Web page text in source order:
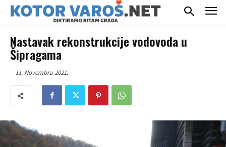
Nastavak rekonstrukcije vodovoda u
Šipragama
11. Novembra 2021.